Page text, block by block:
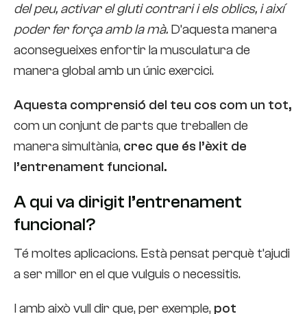
del peu, activar el gluti contrari i els oblics, i així
poder fer força amb la mà. D’aquesta manera
aconsegueixes enfortir la musculatura de
manera global amb un únic exercici.
Aquesta comprensió del teu cos com un tot,
com un conjunt de parts que treballen de
manera simultània, crec que és l’èxit de
l’entrenament funcional.
A qui va dirigit l’entrenament
funcional?
Té moltes aplicacions. Està pensat perquè t’ajudi
a ser millor en el que vulguis o necessitis.
I amb això vull dir que, per exemple, pot